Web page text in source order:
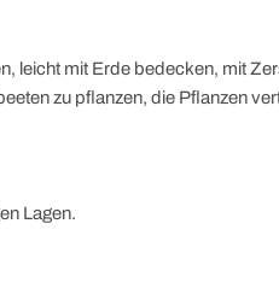
leicht mit Erde bedecken, mit
zu pflanzen, die Pflanzen
Lagen.